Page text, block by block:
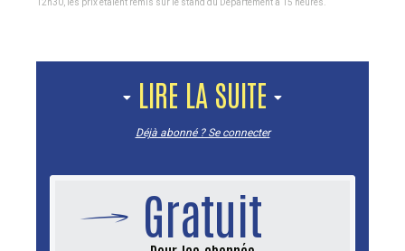
12h30, les prix étaient remis sur le stand du Département à 15 heures.
LIRE LA SUITE
Déjà abonné ? Se connecter
Gratuit